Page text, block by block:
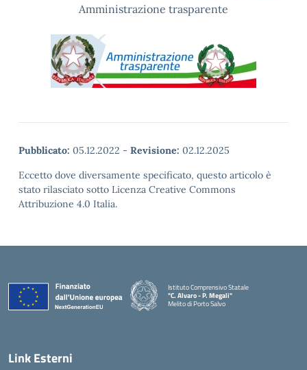
Amministrazione trasparente
Pubblicato: 05.12.2022 - Revisione: 02.12.2025
Eccetto dove diversamente specificato, questo articolo è
stato rilasciato sotto Licenza Creative Commons
Attribuzione 4.0 Italia.
Istituto Comprensivo Statale
"C. Alvaro - P. Megali"
Melito di Porto Salvo
Link Esterni